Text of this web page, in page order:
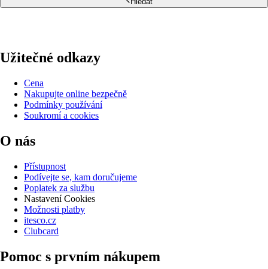
Užitečné odkazy
Cena
Nakupujte online bezpečně
Podmínky používání
Soukromí a cookies
O nás
Přístupnost
Podívejte se, kam doručujeme
Poplatek za službu
Nastavení Cookies
Možnosti platby
itesco.cz
Clubcard
Pomoc s prvním nákupem